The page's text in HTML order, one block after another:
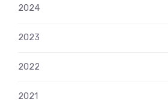
2024
2023
2022
2021